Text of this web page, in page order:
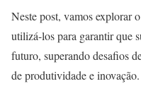
Neste post, vamos explorar
utilizá-los para garantir que
futuro, superando desafios
de produtividade e inovação.